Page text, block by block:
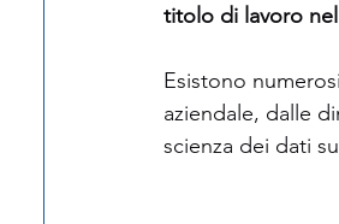
titolo di lavoro
Esistono
aziendale, dalle
scienza dei dati